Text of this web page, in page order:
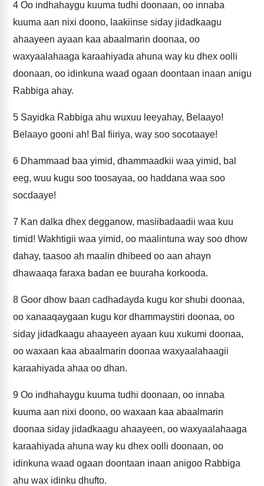
4 Oo indhahaygu kuuma tudhi doonaan, oo innaba
kuuma aan nixi doono, laakiinse siday jidadkaagu
ahaayeen ayaan kaa abaalmarin doonaa, oo
waxyaalahaaga karaahiyada ahuna way ku dhex oolli
doonaan, oo idinkuna waad ogaan doontaan inaan anigu
Rabbiga ahay.
5 Sayidka Rabbiga ahu wuxuu leeyahay, Belaayo!
Belaayo gooni ah! Bal fiiriya, way soo socotaaye!
6 Dhammaad baa yimid, dhammaadkii waa yimid, bal
eeg, wuu kugu soo toosayaa, oo haddana waa soo
socdaaye!
7 Kan dalka dhex degganow, masiibadaadii waa kuu
timid! Wakhtigii waa yimid, oo maalintuna way soo dhow
dahay, taasoo ah maalin dhibeed oo aan ahayn
dhawaaqa faraxa badan ee buuraha korkooda.
8 Goor dhow baan cadhadayda kugu kor shubi doonaa,
oo xanaaqaygaan kugu kor dhammaystiri doonaa, oo
siday jidadkaagu ahaayeen ayaan kuu xukumi doonaa,
oo waxaan kaa abaalmarin doonaa waxyaalahaagii
karaahiyada ahaa oo dhan.
9 Oo indhahaygu kuuma tudhi doonaan, oo innaba
kuuma aan nixi doono, oo waxaan kaa abaalmarin
doonaa siday jidadkaagu ahaayeen, oo waxyaalahaaga
karaahiyada ahuna way ku dhex oolli doonaan, oo
idinkuna waad ogaan doontaan inaan anigoo Rabbiga
ahu wax idinku dhufto.